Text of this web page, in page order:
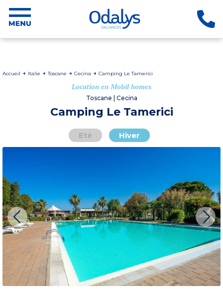
Accueil Italie Toscane Cecina Camping Le Tamerici
Location en Mobil homes
Toscane | Cecina
Camping Le Tamerici
Eté Hiver